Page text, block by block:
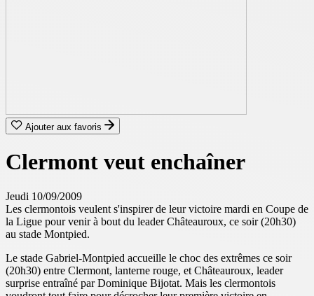
Ajouter aux favoris
Clermont veut enchaîner
Jeudi 10/09/2009
Les clermontois veulent s'inspirer de leur victoire mardi en Coupe de
la Ligue pour venir à bout du leader Châteauroux, ce soir (20h30)
au stade Montpied.
Le stade Gabriel-Montpied accueille le choc des extrêmes ce soir
(20h30) entre Clermont, lanterne rouge, et Châteauroux, leader
surprise entraîné par Dominique Bijotat. Mais les clermontois